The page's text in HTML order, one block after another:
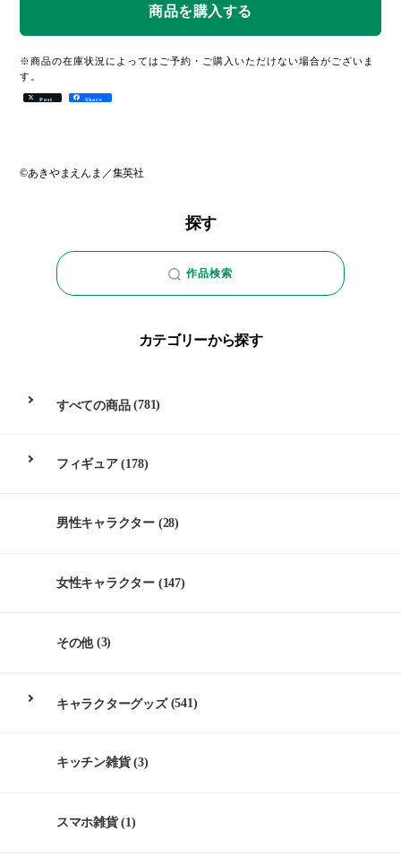
※商品の在庫状況によってはご予約・ご購入いただけない場合がございま
す。
Post Share
©あきやまえんま／集英社
探す
作品検索
カテゴリーから探す
すべての商品(781)
フィギュア(178)
男性キャラクター (28)
女性キャラクター (147)
その他(3)
キャラクターグッズ(541)
キッチン雑貨(3)
スマホ雑貨(1)